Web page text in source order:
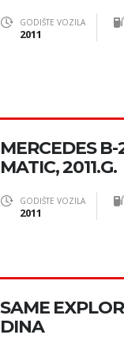
GODIŠTE VOZILA
2011
MERCEDES
MATIC, 2011.G.
GODIŠTE VOZILA
2011
SAME
DINA